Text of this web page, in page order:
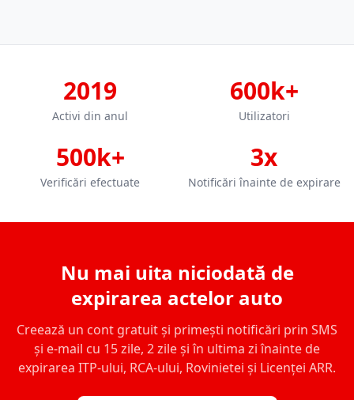
2019
Activi din anul
600k+
Utilizatori
500k+
Verificări efectuate
3x
Notificări înainte de expirare
Nu mai uita niciodată de
expirarea actelor auto
Creează un cont gratuit și primești notificări prin SMS
și e-mail cu 15 zile, 2 zile și în ultima zi înainte de
expirarea ITP-ului, RCA-ului, Rovinietei și Licenței ARR.